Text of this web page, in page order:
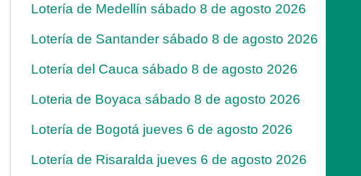
Lotería de Medellín sábado 8 de agosto 2026
Lotería de Santander sábado 8 de agosto 2026
Lotería del Cauca sábado 8 de agosto 2026
Loteria de Boyaca sábado 8 de agosto 2026
Lotería de Bogotá jueves 6 de agosto 2026
Lotería de Risaralda jueves 6 de agosto 2026